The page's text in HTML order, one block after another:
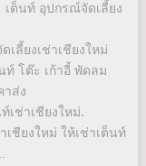
เต็นท์ อุปกรณ์จัดเลี้ยง
เลี้ยงเช่าเชียงใหม่
ท์ โต๊ะ เก้าอี้ พัดลม
าส่ง
เช่าเชียงใหม่.
เชียงใหม่ ให้เช่าเต็นท์